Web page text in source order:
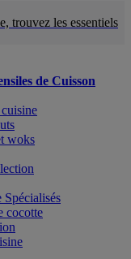
trouvez les essentiels
de Cuisson
cuisine
woks
cocotte